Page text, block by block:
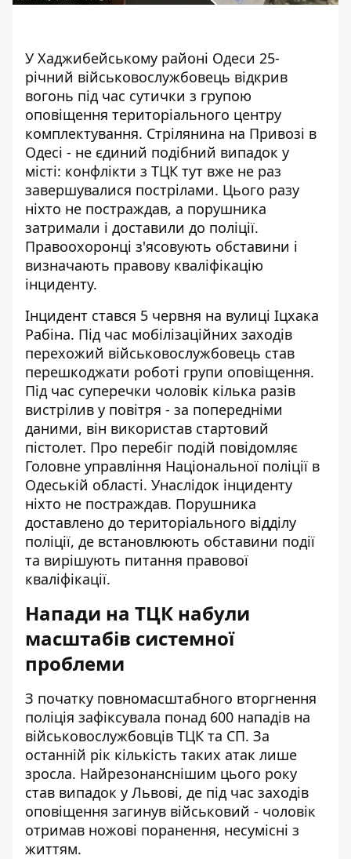
У Хаджибейському районі Одеси 25-
річний військовослужбовець відкрив
вогонь під час сутички з групою
оповіщення територіального центру
комплектування. Стрілянина на Привозі в
Одесі - не єдиний подібний випадок у
місті: конфлікти з ТЦК тут вже не раз
завершувалися пострілами. Цього разу
ніхто не постраждав, а порушника
затримали і доставили до поліції.
Правоохоронці з'ясовують обставини і
визначають правову кваліфікацію
інциденту.
Інцидент стався 5 червня на вулиці Іцхака
Рабіна. Під час мобілізаційних заходів
перехожий військовослужбовець став
перешкоджати роботі групи оповіщення.
Під час суперечки чоловік кілька разів
вистрілив у повітря - за попередніми
даними, він використав стартовий
пістолет. Про перебіг подій повідомляє
Головне управління Національної поліції в
Одеській області. Унаслідок інциденту
ніхто не постраждав. Порушника
доставлено до територіального відділу
поліції, де встановлюють обставини події
та вирішують питання правової
кваліфікації.
Напади на ТЦК набули
масштабів системної
проблеми
З початку повномасштабного вторгнення
поліція зафіксувала понад 600 нападів на
військовослужбовців ТЦК та СП. За
останній рік кількість таких атак лише
зросла. Найрезонанснішим цього року
став випадок у Львові, де під час заходів
оповіщення загинув військовий - чоловік
отримав ножові поранення, несумісні з
життям.